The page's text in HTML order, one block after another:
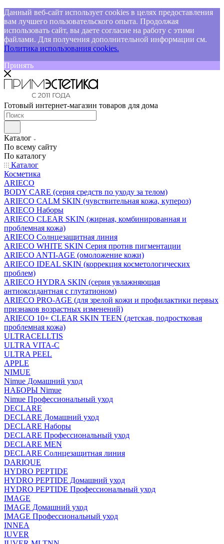
Данный веб-сайт использует cookies в целях предоставления
вам лучшего пользовательского опыта. Продолжая
использовать сайт, вы даете согласие на работу с этими
файлами. Для получения дополнительной информации см.
Политика использования cookies.
Принять
Готовый интернет-магазин товаров для дома
Каталог
По всему сайту
По каталогу
Каталог
Косметика
ARIECO
BODY CARE (серия средств по уходу за телом)
ARIECO CALM SKIN (чувствительная кожа, купероз)
ARIECO Наборы
ARIECO CLEAR SKIN (жирная, комбинированная и
проблемная кожа)
ARIECO Солнцезащитная линия
ARIECO WHITE SKIN Серия против пигментации
ARIECO ANTI-AGE (омоложение кожи)
ARIECO IDEAL SKIN (коррекция косметологических
проблем)
ARIECO HYDRA SKIN (серия увлажняющая
антиоксидантная с глутатионом)
ARIECO PRO-AGE (для зрелой кожи и профилактики первых
признаков возрастных изменений)
ARIECO 10+ CLEAR SKIN TEEN (детская, подростковая
проблемная кожа)
ULTRACELLTIS
ULTRA VITA-C
ULTRA PEEL
APPLE
NIMUE
Nimue Домашний уход
НАБОРЫ Nimue
Nimue Профессиональный уход
DECLARE
DECLARE Домашний уход
DECLARE Наборы
DECLARE Профессиональный уход
DECLARE MEN
DECLARE Солнцезащитная линия
DARIQUE
HYDRO PEPTIDE
HYDRO PEPTIDE Домашний уход
HYDRO PEPTIDE Профессиональный уход
IMAGE
IMAGE Домашний уход
IMAGE Профессиональный уход
INNEA
IUVER